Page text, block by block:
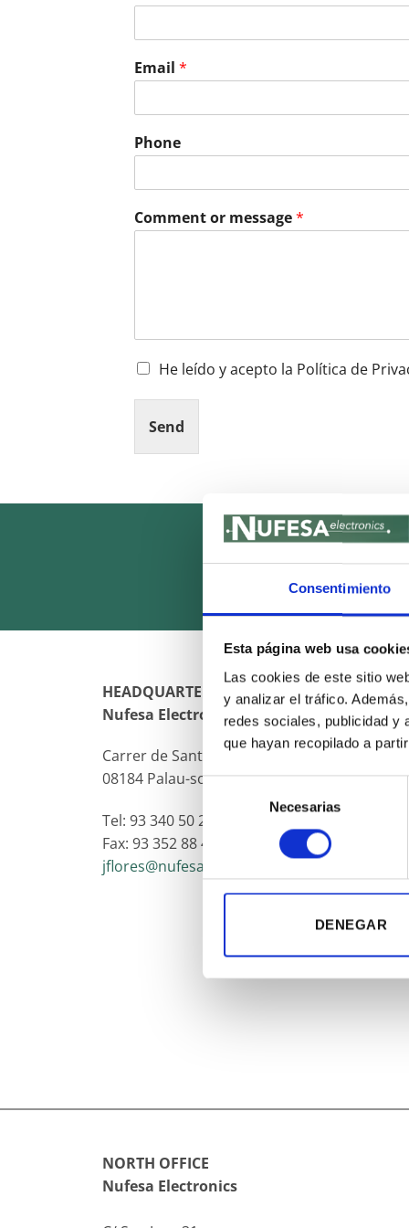
Consentimiento
Esta página web usa
Las cookies de este sitio
y analizar el tráfico.
redes sociales, publicidad y
que hayan recopilado a
Selección
consentimiento
Necesarias
DENEGAR
Email *
Phone
Comment or message*
He leído y acepto la Política de
Send
HEADQUARTER
Nufesa Electronics
Carrer de Santa Margarida de Boada Vell 7-
08184 Palau-solità i Plegamans (Barcelona)
Tel: 93 340 50 25
Fax: 93 352 88 46
jflores@nufesa.com
NORTH OFFICE
Nufesa Electronics